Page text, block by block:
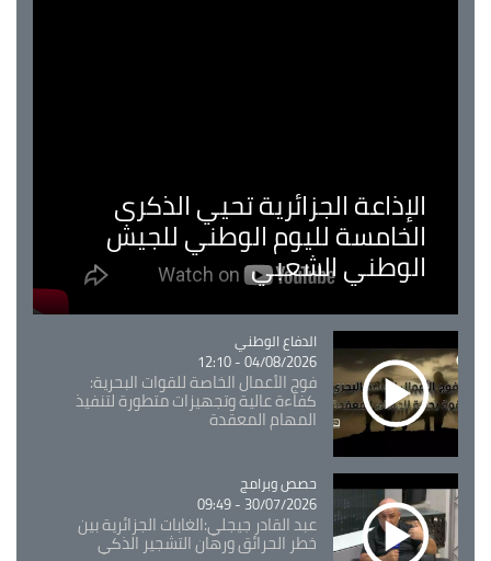
الإذاعة الجزائرية تحيي الذكرى
الخامسة لليوم الوطني للجيش
الوطني الشعبي
Catégorie
الدفاع الوطني
04/08/2026 - 12:10
فوج الأعمال الخاصة للقوات البحرية:
كفاءة عالية وتجهيزات متطورة لتنفيذ
المهام المعقدة
Catégorie
حصص وبرامج
30/07/2026 - 09:49
عبد القادر جيجلي:الغابات الجزائرية بين
خطر الحرائق ورهان التشجير الذكي